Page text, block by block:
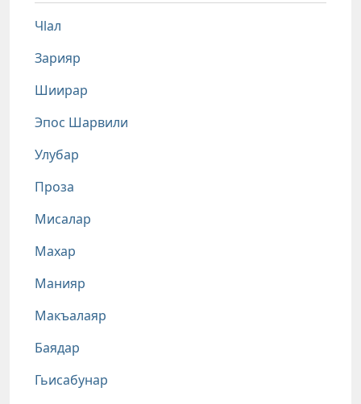
Чlал
Зарияр
Шиирар
Эпос Шарвили
Улубар
Проза
Мисалар
Махар
Манияр
Макъалаяр
Баядар
Гьисабунар